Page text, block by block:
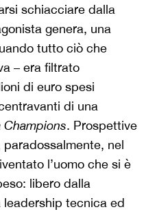
schiacciare dalla
genera, una
tutto ciò che
– era filtrato
di euro spesi
di una
. Prospettive
nel
l’uomo che si è
libero dalla
tecnica ed